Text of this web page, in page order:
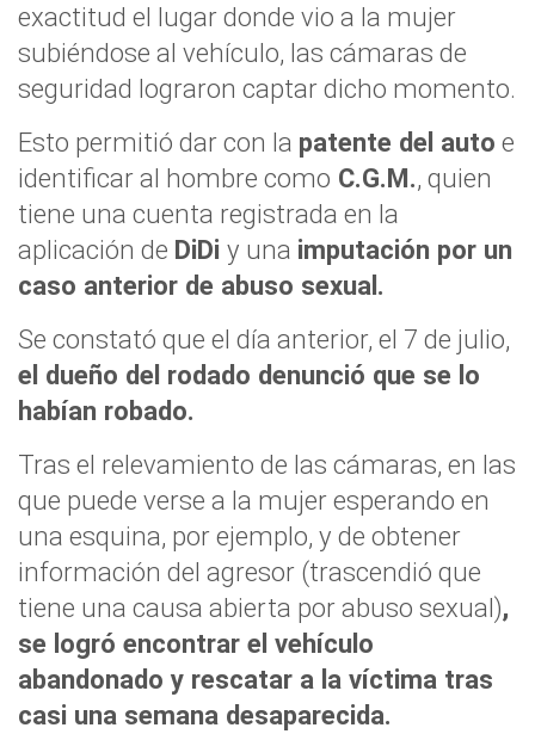
exactitud el lugar donde vio a la mujer
subiéndose al vehículo, las cámaras de
seguridad lograron captar dicho momento.
Esto permitió dar con la patente del auto e
identificar al hombre como C.G.M., quien
tiene una cuenta registrada en la
aplicación de DiDi y una imputación por un
caso anterior de abuso sexual.
Se constató que el día anterior, el 7 de julio,
el dueño del rodado denunció que se lo
habían robado.
Tras el relevamiento de las cámaras, en las
que puede verse a la mujer esperando en
una esquina, por ejemplo, y de obtener
información del agresor (trascendió que
tiene una causa abierta por abuso sexual),
se logró encontrar el vehículo
abandonado y rescatar a la víctima tras
casi una semana desaparecida.